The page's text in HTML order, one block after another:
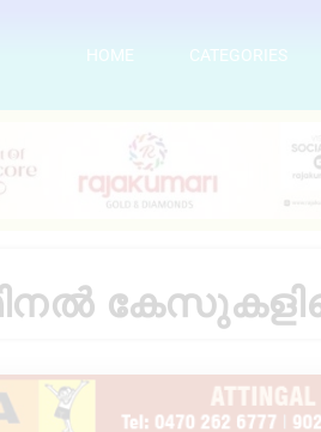
HOME CATEGORIES